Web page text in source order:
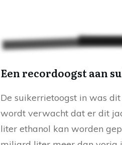
Een recordoogst aan
De suikerrietoogst in was
wordt verwacht dat er dit
liter ethanol kan worden